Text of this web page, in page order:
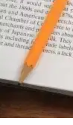
執筆者・監修者
運営ポリシー
利用規約
個人情報取り扱い
ご意見・ご質問